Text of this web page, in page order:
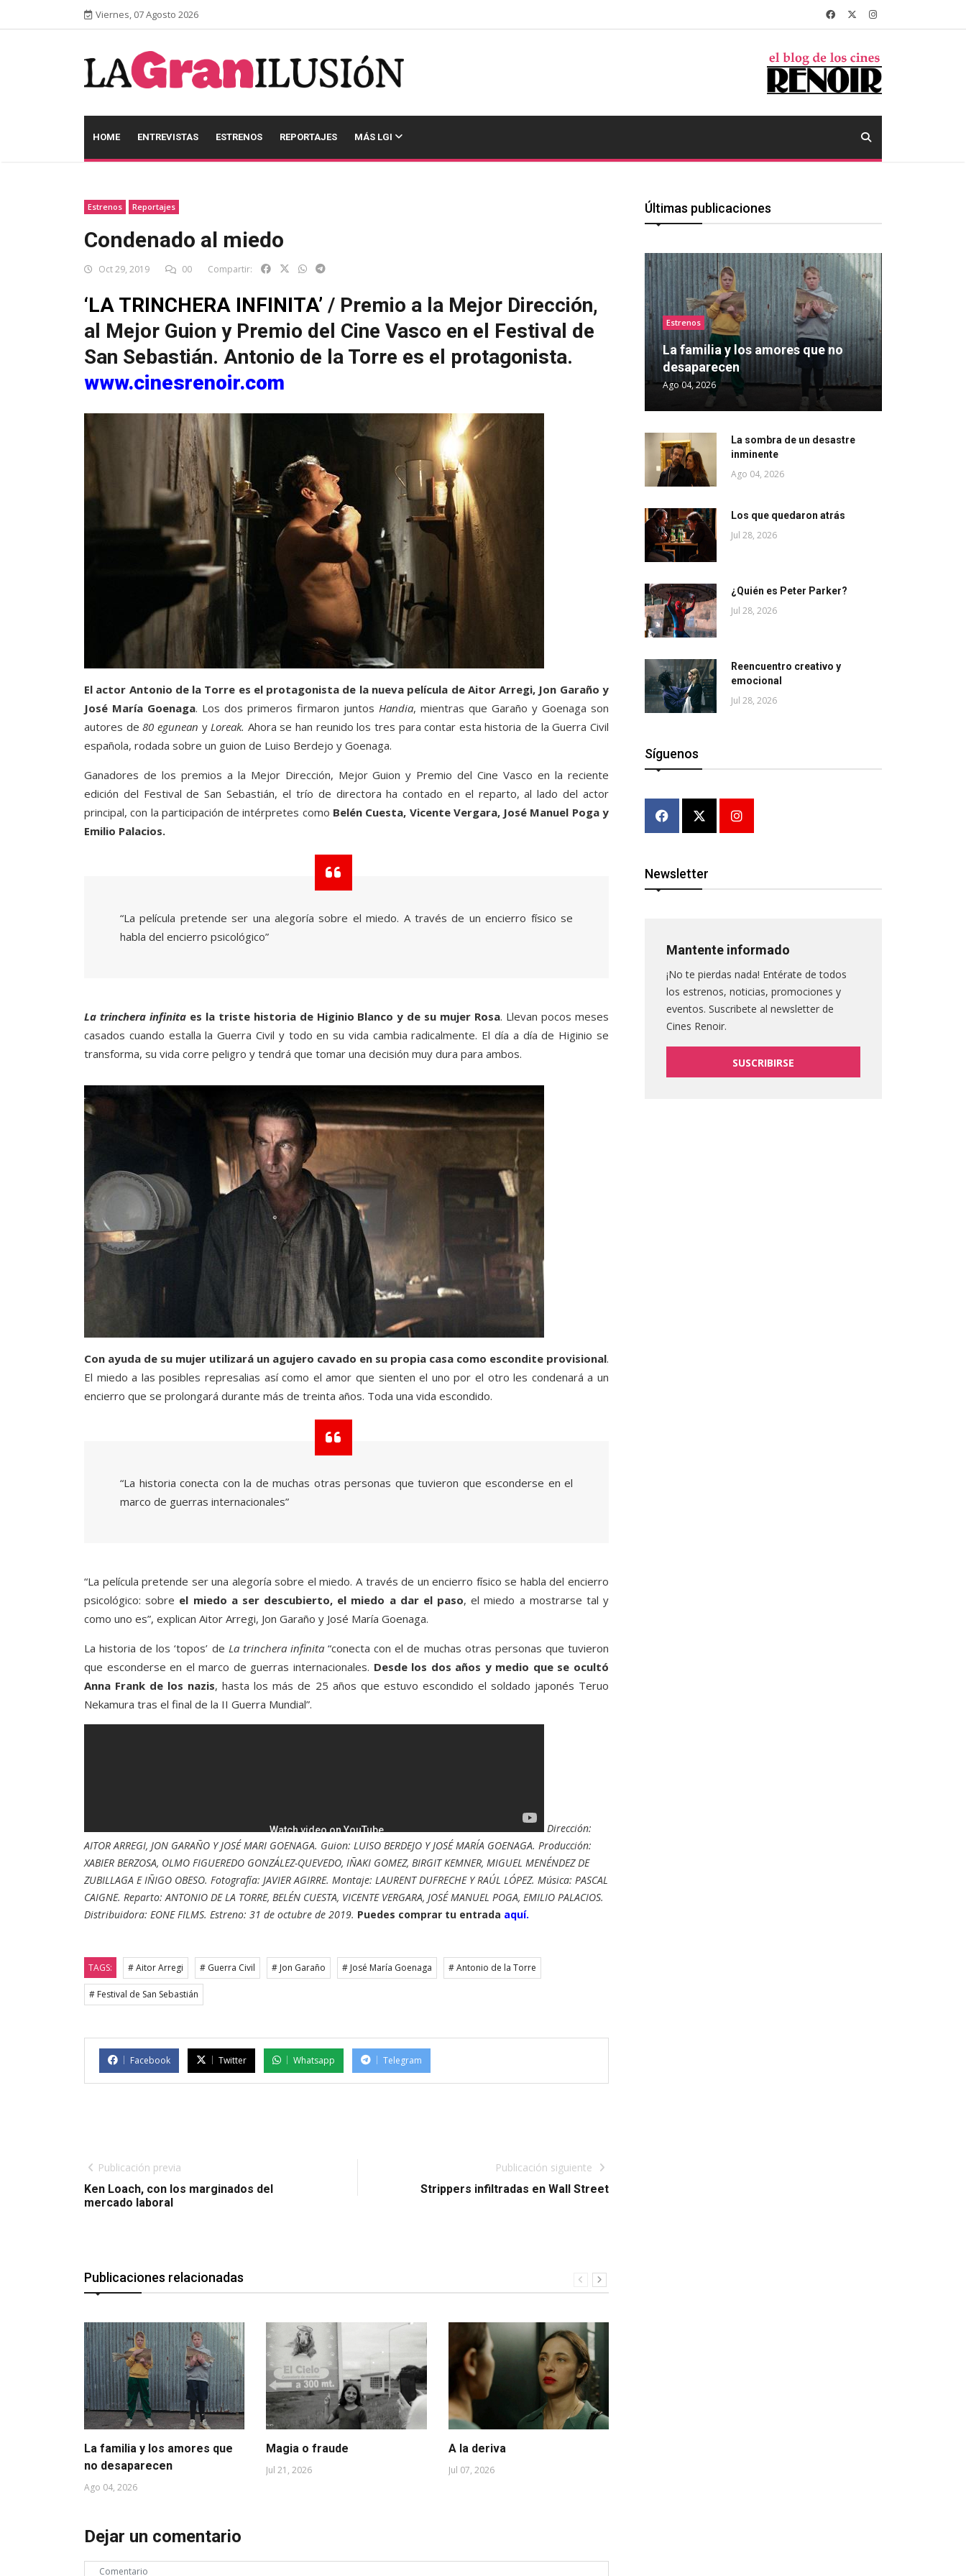
Viernes, 07 Agosto 2026
HOME ENTREVISTAS ESTRENOS REPORTAJES MÁS LGI
Estrenos Reportajes
Condenado al miedo
Oct 29, 2019 00 Compartir:
‘LA TRINCHERA INFINITA’ / Premio a la Mejor Dirección,
al Mejor Guion y Premio del Cine Vasco en el Festival de
San Sebastián. Antonio de la Torre es el protagonista.
www.cinesrenoir.com
El actor Antonio de la Torre es el protagonista de la nueva película de Aitor Arregi, Jon Garaño y
José María Goenaga. Los dos primeros firmaron juntos Handia, mientras que Garaño y Goenaga son
autores de80 egunean yLoreak. Ahora se han reunido los tres para contar esta historia de la Guerra Civil
española, rodada sobre un guion de Luiso Berdejo y Goenaga.
Ganadores de los premios a la Mejor Dirección, Mejor Guion y Premio del Cine Vasco en la reciente
edición del Festival de San Sebastián, el trío de directora ha contado en el reparto, al lado del actor
principal, con la participación de intérpretes como Belén Cuesta, Vicente Vergara, José Manuel Poga y
Emilio Palacios.
“La película pretende ser una alegoría sobre el miedo. A través de un encierro físico se
habla del encierro psicológico”
La trinchera infinitaes la triste historia de Higinio Blanco y de su mujer Rosa. Llevan pocos meses
casados cuando estalla la Guerra Civil y todo en su vida cambia radicalmente. El día a día de Higinio se
transforma, su vida corre peligro y tendrá que tomar una decisión muy dura para ambos.
Con ayuda de su mujer utilizará un agujero cavado en su propia casa como escondite provisional.
El miedo a las posibles represalias así como el amor que sienten el uno por el otro les condenará a un
encierro que se prolongará durante más de treinta años. Toda una vida escondido.
“La historia conecta con la de muchas otras personas que tuvieron que esconderse en el
marco de guerras internacionales”
“La película pretende ser una alegoría sobre el miedo. A través de un encierro físico se habla del encierro
psicológico: sobre el miedo a ser descubierto, el miedo a dar el paso, el miedo a mostrarse tal y
como uno es”, explican Aitor Arregi, Jon Garaño y José María Goenaga.
La historia de los ‘topos’ de La trinchera infinita“conecta con el de muchas otras personas que tuvieron
que esconderse en el marco de guerras internacionales. Desde los dos años y medio que se ocultó
Anna Frank de los nazis, hasta los más de 25 años que estuvo escondido el soldado japonés Teruo
Nekamura tras el final de la II Guerra Mundial”.
Dirección:
AITOR ARREGI, JON GARAÑO Y JOSÉ MARI GOENAGA. Guion: LUISO BERDEJO Y JOSÉ MARÍA GOENAGA. Producción:
XABIER BERZOSA, OLMO FIGUEREDO GONZÁLEZ-QUEVEDO, IÑAKI GOMEZ, BIRGIT KEMNER, MIGUEL MENÉNDEZ DE
ZUBILLAGA E IÑIGO OBESO. Fotografía: JAVIER AGIRRE. Montaje: LAURENT DUFRECHE Y RAÚL LÓPEZ. Música: PASCAL
CAIGNE. Reparto: ANTONIO DE LA TORRE, BELÉN CUESTA, VICENTE VERGARA, JOSÉ MANUEL POGA, EMILIO PALACIOS.
Distribuidora: EONE FILMS. Estreno: 31 de octubre de 2019. Puedes comprar tu entrada aquí.
TAGS: # Aitor Arregi # Guerra Civil # Jon Garaño # José María Goenaga # Antonio de la Torre
# Festival de San Sebastián
Facebook Twitter Whatsapp Telegram
Publicación previa
Ken Loach, con los marginados del
mercado laboral
Publicación siguiente
Strippers infiltradas en Wall Street
Publicaciones relacionadas
La familia y los amores que
no desaparecen
Ago 04, 2026
Magia o fraude
Jul 21, 2026
A la deriva
Jul 07, 2026
Dejar un comentario
Últimas publicaciones
Estrenos
La familia y los amores que no
desaparecen
Ago 04, 2026
La sombra de un desastre
inminente
Ago 04, 2026
Los que quedaron atrás
Jul 28, 2026
¿Quién es Peter Parker?
Jul 28, 2026
Reencuentro creativo y
emocional
Jul 28, 2026
Síguenos
Newsletter
Mantente informado
¡No te pierdas nada! Entérate de todos
los estrenos, noticias, promociones y
eventos. Suscribete al newsletter de
Cines Renoir.
SUSCRIBIRSE